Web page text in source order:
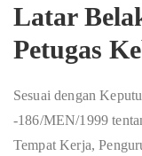
Latar
Petugas
Sesuai dengan
-186/MEN/1999
Tempat Kerja,